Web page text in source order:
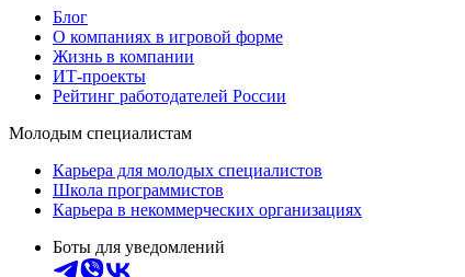
Блог
О компаниях в игровой форме
Жизнь в компании
ИТ-проекты
Рейтинг работодателей России
Молодым специалистам
Карьера для молодых специалистов
Школа программистов
Карьера в некоммерческих организациях
Боты для уведомлений